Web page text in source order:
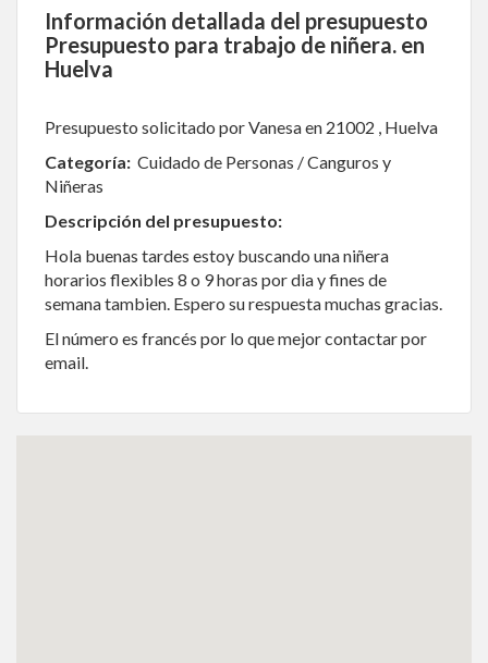
Información detallada del presupuesto
Presupuesto para trabajo de niñera. en
Huelva
Presupuesto solicitado por Vanesa en 21002 , Huelva
Categoría: Cuidado de Personas / Canguros y
Niñeras
Descripción del presupuesto:
Hola buenas tardes estoy buscando una niñera
horarios flexibles 8 o 9 horas por dia y fines de
semana tambien. Espero su respuesta muchas gracias.
El número es francés por lo que mejor contactar por
email.